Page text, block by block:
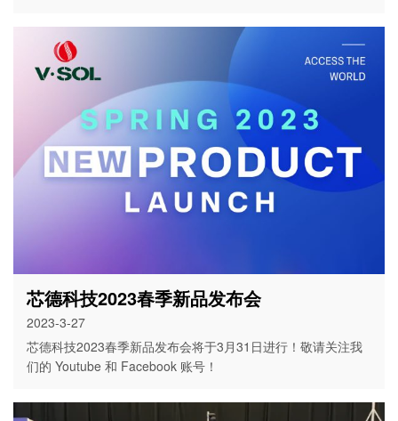
芯德科技2023春季新品发布会
2023-3-27
芯德科技2023春季新品发布会将于3月31日进行！敬请关注我
们的 Youtube 和 Facebook 账号！